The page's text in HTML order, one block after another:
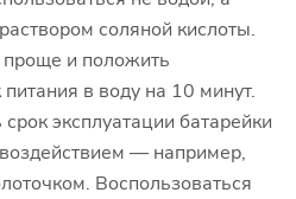
соляной кислоты.
и положить
в воду на 10 минут.
эксплуатации батарейки
— например,
Воспользоваться